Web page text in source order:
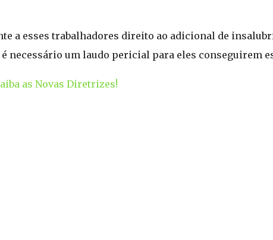
a esses trabalhadores direito ao adicional de
necessário um laudo pericial para eles conseguirem
as Novas Diretrizes!